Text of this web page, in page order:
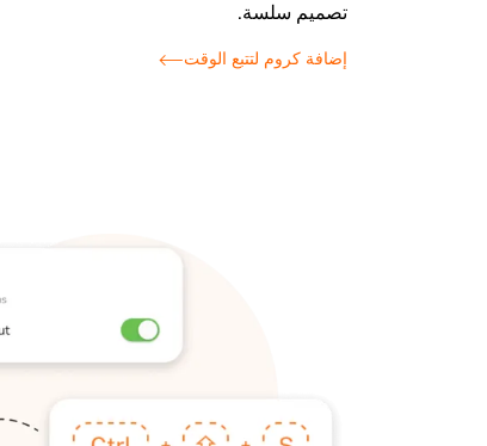
تصميم سلسة.
إضافة كروم لتتبع الوقت